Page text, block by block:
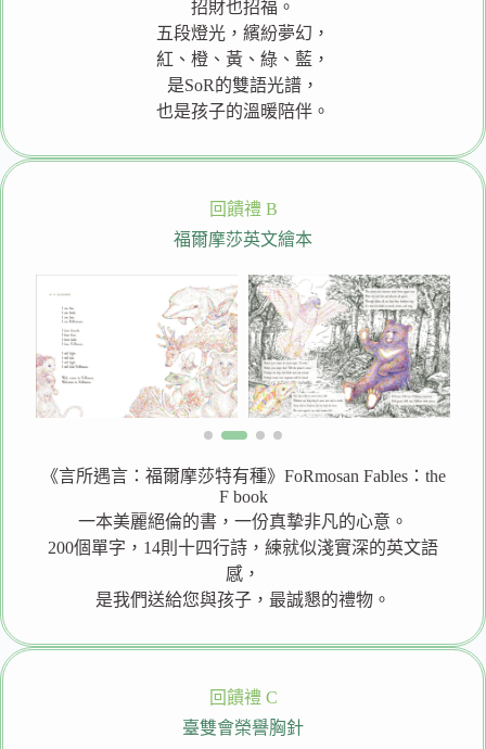
招財也招福。
五段燈光，繽紛夢幻，
紅、橙、黃、綠、藍，
是SoR的雙語光譜，
也是孩子的溫暖陪伴。
回饋禮 B
福爾摩莎英文繪本
《言所遇言：福爾摩莎特有種》FoRmosan Fables：the
F book
一本美麗絕倫的書，一份真摯非凡的心意。
200個單字，14則十四行詩，練就似淺實深的英文語
感，
是我們送給您與孩子，最誠懇的禮物。
回饋禮 C
臺雙會榮譽胸針